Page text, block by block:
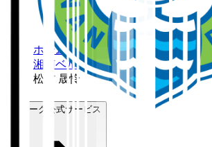
ホーム>
湘南ベルマーレ>
松村 晟怜
Ｊリーグ公式サービス